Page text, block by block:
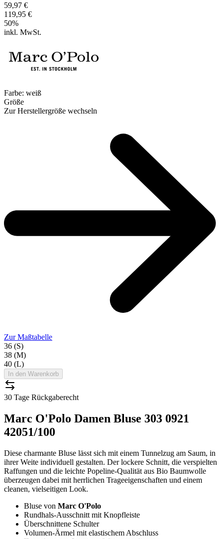
59,97 €
119,95 €
50%
inkl. MwSt.
Farbe: weiß
Größe
Zur Herstellergröße wechseln
Zur Maßtabelle
36 (S)
38 (M)
40 (L)
In den Warenkorb
30 Tage Rückgaberecht
Marc O'Polo Damen Bluse 303 0921
42051/100
Diese charmante Bluse lässt sich mit einem Tunnelzug am Saum, in
ihrer Weite individuell gestalten. Der lockere Schnitt, die verspielten
Raffungen und die leichte Popeline-Qualität aus Bio Baumwolle
überzeugen dabei mit herrlichen Trageeigenschaften und einem
cleanen, vielseitigen Look.
Bluse von Marc O'Polo
Rundhals-Ausschnitt mit Knopfleiste
Überschnittene Schulter
Volumen-Ärmel mit elastischem Abschluss